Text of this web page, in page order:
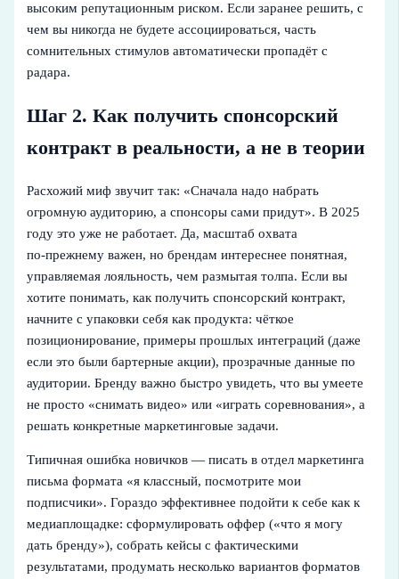
высоким репутационным риском. Если заранее решить, с
чем вы никогда не будете ассоциироваться, часть
сомнительных стимулов автоматически пропадёт с
радара.
Шаг 2. Как получить спонсорский
контракт в реальности, а не в теории
Расхожий миф звучит так: «Сначала надо набрать
огромную аудиторию, а спонсоры сами придут». В 2025
году это уже не работает. Да, масштаб охвата
по‑прежнему важен, но брендам интереснее понятная,
управляемая лояльность, чем размытая толпа. Если вы
хотите понимать, как получить спонсорский контракт,
начните с упаковки себя как продукта: чёткое
позиционирование, примеры прошлых интеграций (даже
если это были бартерные акции), прозрачные данные по
аудитории. Бренду важно быстро увидеть, что вы умеете
не просто «снимать видео» или «играть соревнования», а
решать конкретные маркетинговые задачи.
Типичная ошибка новичков — писать в отдел маркетинга
письма формата «я классный, посмотрите мои
подписчики». Гораздо эффективнее подойти к себе как к
медиаплощадке: сформулировать оффер («что я могу
дать бренду»), собрать кейсы с фактическими
результатами, продумать несколько вариантов форматов